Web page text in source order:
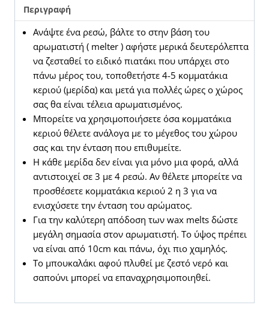
με
φελλό
ποσότητα
Περιγραφή
Ανάψτε ένα ρεσώ, βάλτε το στην βάση του
αρωματιστή ( melter ) αφήστε μερικά δευτερόλεπτα
να ζεσταθεί το ειδικό πιατάκι που υπάρχει στο
πάνω μέρος του, τοποθετήστε 4-5 κομματάκια
κεριού (μερίδα) και μετά για πολλές ώρες ο χώρος
σας θα είναι τέλεια αρωματισμένος.
Μπορείτε να χρησιμοποιήσετε όσα κομματάκια
κεριού θέλετε ανάλογα με το μέγεθος του χώρου
σας και την ένταση που επιθυμείτε.
Η κάθε μερίδα δεν είναι για μόνο μια φορά, αλλά
αντιστοιχεί σε 3 με 4 ρεσώ. Αν θέλετε μπορείτε να
προσθέσετε κομματάκια κεριού 2 η 3 για να
ενισχύσετε την ένταση του αρώματος.
Για την καλύτερη απόδοση των wax melts δώστε
μεγάλη σημασία στον αρωματιστή. Το ύψος πρέπει
να είναι από 10cm και πάνω, όχι πιο χαμηλός.
Το μπουκαλάκι αφού πλυθεί με ζεστό νερό και
σαπούνι μπορεί να επαναχρησιμοποιηθεί.